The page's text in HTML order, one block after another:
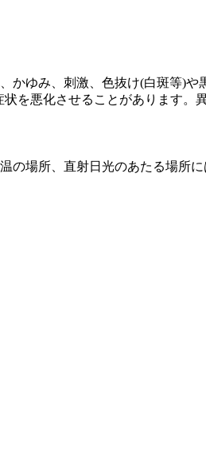
ゆみ、刺激、色抜け(白斑等)
を悪化させることがあります。
場所、直射日光のあたる場所に